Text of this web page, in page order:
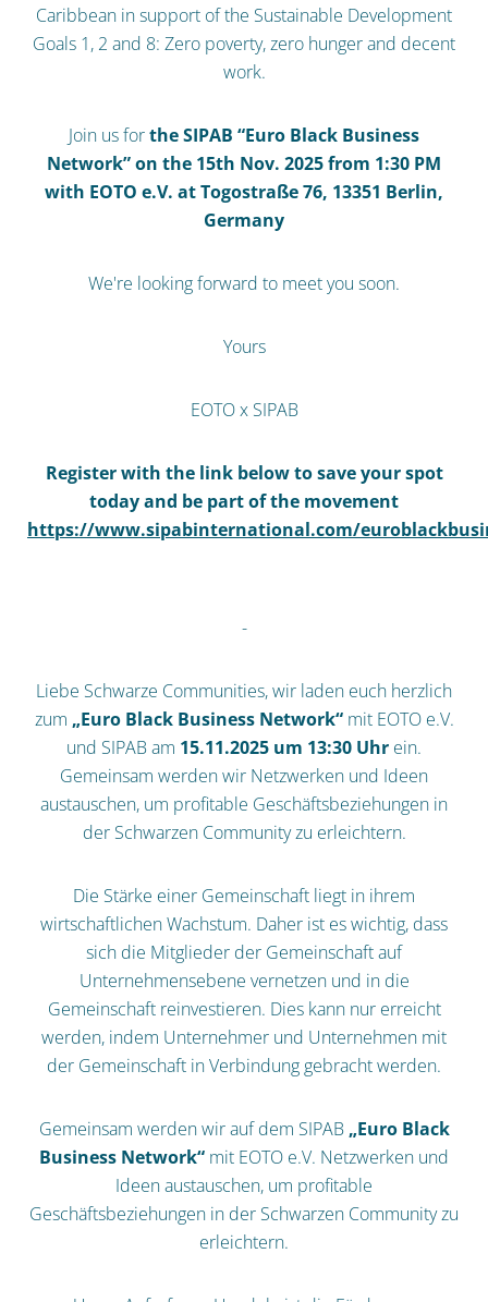
Caribbean in support of the Sustainable Development
Goals 1, 2 and 8: Zero poverty, zero hunger and decent
work.
Join us forthe SIPAB “Euro Black Business
Network” on the 15th Nov. 2025 from 1:30 PM
with EOTO e.V. at Togostraße 76, 13351 Berlin,
Germany
We're looking forward to meet you soon.
Yours
EOTO x SIPAB
Register with the link below to save your spot
today and be part of the movement
https://www.sipabinternational.com/
-
Liebe Schwarze Communities, wir laden euch herzlich
zum „Euro Black Business Network“mit EOTO e.V.
und SIPAB am 15.11.2025 um 13:30 Uhr ein.
Gemeinsam werden wir Netzwerken und Ideen
austauschen, um profitable Geschäftsbeziehungen in
der Schwarzen Community zu erleichtern.
Die Stärke einer Gemeinschaft liegt in ihrem
wirtschaftlichen Wachstum. Daher ist es wichtig, dass
sich die Mitglieder der Gemeinschaft auf
Unternehmensebene vernetzen und in die
Gemeinschaft reinvestieren. Dies kann nur erreicht
werden, indem Unternehmer und Unternehmen mit
der Gemeinschaft in Verbindung gebracht werden.
Gemeinsam werden wir auf dem SIPAB „Euro Black
Business Network“ mit EOTO e.V. Netzwerken und
Ideen austauschen, um profitable
Geschäftsbeziehungen in der Schwarzen Community zu
erleichtern.